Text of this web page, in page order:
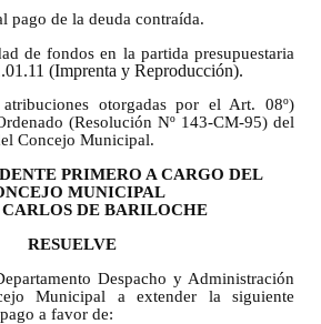
Letrada
Públicas
pago de la deuda contraída.
de fondos en la partida presupuestaria
(Imprenta y Reproducción).
otorgadas por el Art. 08º)
(Resolución Nº 143-CM-95) del
Concejo Municipal.
PRIMERO A CARGO DEL
MUNICIPAL
CARLOS DE BARILOCHE
RESUELVE
Despacho y Administración
Municipal a extender la siguiente
a favor de: